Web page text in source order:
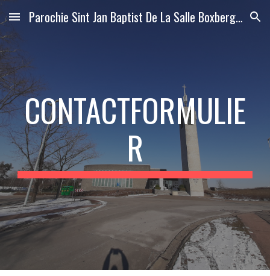
Skip to main content Skip to navigation
Parochie Sint Jan Baptist De La Salle Boxbergheide
CONTACTFORMULIE
R